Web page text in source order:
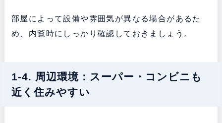
部屋によって設備や雰囲気が異なる場合があるた
め、内覧時にしっかり確認しておきましょう。
1-4. 周辺環境：スーパー・コンビニも
近く住みやすい